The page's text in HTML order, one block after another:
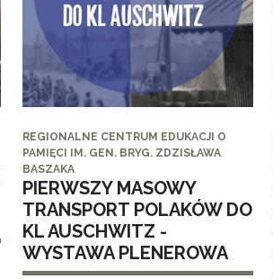
REGIONALNE CENTRUM EDUKACJI O
PAMIĘCI IM. GEN. BRYG. ZDZISŁAWA
BASZAKA
PIERWSZY MASOWY
TRANSPORT POLAKÓW DO
KL AUSCHWITZ -
WYSTAWA PLENEROWA